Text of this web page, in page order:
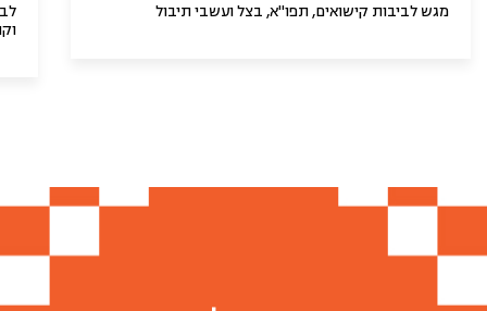
מגש לביבות קישואים, תפו"א, בצל ועשבי תיבול